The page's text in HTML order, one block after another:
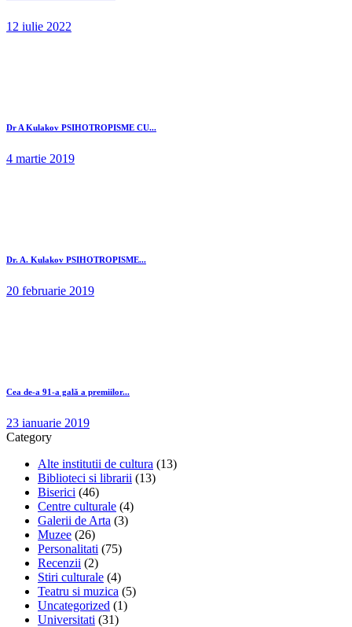
12 iulie 2022
Dr A Kulakov PSIHOTROPISME CU...
4 martie 2019
Dr. A. Kulakov PSIHOTROPISME...
20 februarie 2019
Cea de-a 91-a gală a premiilor...
23 ianuarie 2019
Category
Alte institutii de cultura (13)
Biblioteci si librarii (13)
Biserici (46)
Centre culturale (4)
Galerii de Arta (3)
Muzee (26)
Personalitati (75)
Recenzii (2)
Stiri culturale (4)
Teatru si muzica (5)
Uncategorized (1)
Universitati (31)